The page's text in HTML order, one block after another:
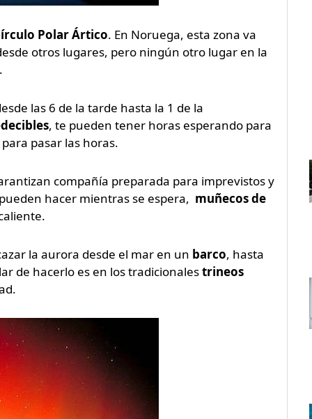
Polar Ártico. En Noruega, esta zona va
otros lugares, pero ningún otro lugar en la
las 6 de la tarde hasta la 1 de la
, te pueden tener horas esperando para
pasar las horas.
compañía preparada para imprevistos y
hacer mientras se espera, muñecos de
la aurora desde el mar en un barco, hasta
de hacerlo es en los tradicionalestrineos